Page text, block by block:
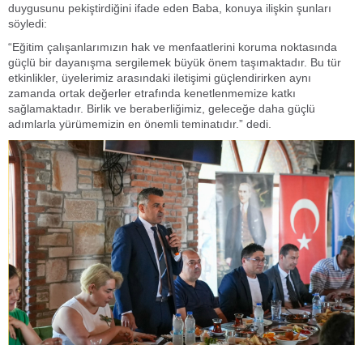
duygusunu pekiştirdiğini ifade eden Baba, konuya ilişkin şunları
söyledi:
“Eğitim çalışanlarımızın hak ve menfaatlerini koruma noktasında
güçlü bir dayanışma sergilemek büyük önem taşımaktadır. Bu tür
etkinlikler, üyelerimiz arasındaki iletişimi güçlendirirken aynı
zamanda ortak değerler etrafında kenetlenmemize katkı
sağlamaktadır. Birlik ve beraberliğimiz, geleceğe daha güçlü
adımlarla yürümemizin en önemli teminatıdır.” dedi.